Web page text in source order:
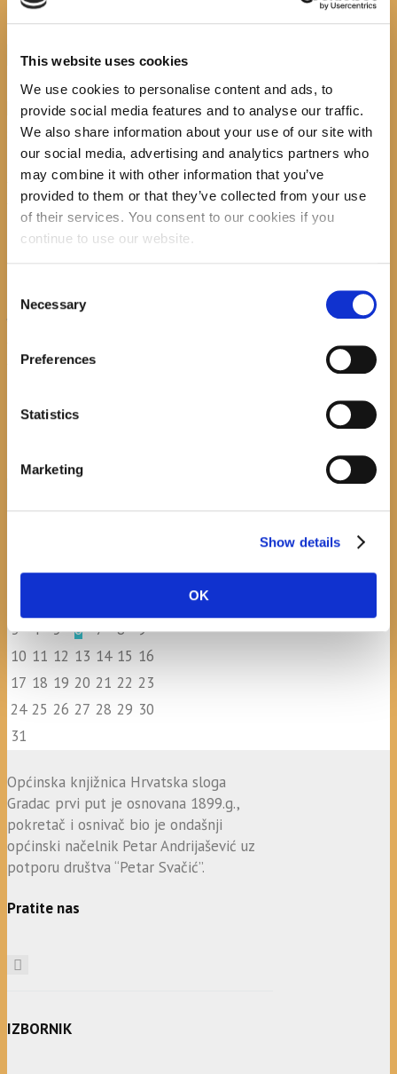
This website uses cookies
We use cookies to personalise content and ads, to
provide social media features and to analyse our traffic.
We also share information about your use of our site with
our social media, advertising and analytics partners who
may combine it with other information that you’ve
provided to them or that they’ve collected from your use
of their services. You consent to our cookies if you
continue to use our website.
Selection
Necessary
Preferences
Statistics
Marketing
Show details
OK
recent posts
Promocija zbirke pjesama "Iz
staračkog domau Makarskoj"-
poshumno Tihorad Mijo Bartulović
Javni natječaj za imenovanje
knjižnice Hrvatska sloga Gradac
April 20, 2026
M T W T F S
S
3
4 5 6 7 8
9
10 11 12 13 14 15 16
17 18 19 20 21 22 23
24 25 26 27 28 29 30
31
Općinska knjižnica Hrvatska sloga
Gradac prvi put je osnovana 1899.g.,
pokretač i osnivač bio je ondašnji
općinski načelnik Petar Andrijašević uz
potporu društva “Petar Svačić”.
Pratite nas
IZBORNIK